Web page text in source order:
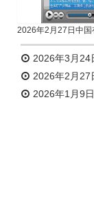
2026年3月24
2026年2月27
2026年1月9